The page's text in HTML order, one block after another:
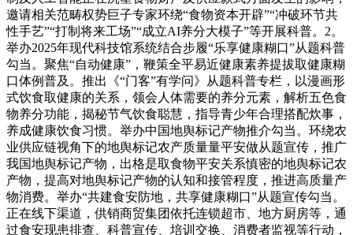
邀请相关范畴权势巨子专家环绕“食物资本开辟”“冲破环节共
性手艺”“打制将来工场”“成立AI养分大模子”等开展科普。2。
举办2025年现代科技馆系统结合步履“乐享健康糊口”从题科普
勾当。聚焦“自动健康”，鞭策全平易近健康素养提拔取健康糊
口体例普及。推出《“门客”有学问》从题科普专栏，以漫画形
式饮食取健康的关系，领会人体需要的养分元素，解析五色食
物养分功能，揭秘节气饮食聪慧，指导青少年合理搭配炊事，
养成健康饮食习惯。举办中国地舆标记产物推介勾当。环绕农
业供应链视角下的地舆标记农产质量量平安做从题宣传，推广
我国地舆标记产物，出格是取食物平安关系慎密的地舆标记农
产物，提高对地舆标记产物的认知和接管程度，推进高质量产
物消费。举办“共建食安防地，共享健康糊口”从题宣传勾当。
正在线下渠道，供销商贸集团依托连锁超市、地方厨房等，通
过食安现患排查、科普宣传、培训交换、消费者监视等行动，